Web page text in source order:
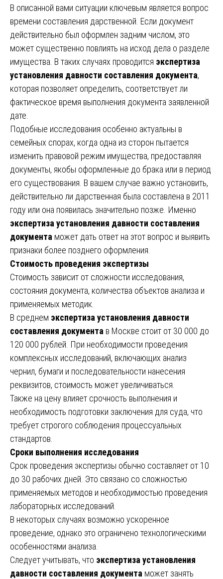
В описанной вами ситуации ключевым является вопрос
времени составления дарственной. Если документ
действительно был оформлен задним числом, это
может существенно повлиять на исход дела о разделе
имущества. В таких случаях проводится экспертиза
установления давности составления документа,
которая позволяет определить, соответствует ли
фактическое время выполнения документа заявленной
дате.
Подобные исследования особенно актуальны в
семейных спорах, когда одна из сторон пытается
изменить правовой режим имущества, предоставляя
документы, якобы оформленные до брака или в период
его существования. В вашем случае важно установить,
действительно ли дарственная была составлена в 2011
году или она появилась значительно позже. Именно
экспертиза установления давности составления
документа может дать ответ на этот вопрос и выявить
признаки более позднего оформления.
Стоимость проведения экспертизы
Стоимость зависит от сложности исследования,
состояния документа, количества объектов анализа и
применяемых методик.
В среднем экспертиза установления давности
составления документа в Москве стоит от 30 000 до
120 000 рублей. При необходимости проведения
комплексных исследований, включающих анализ
чернил, бумаги и последовательности нанесения
реквизитов, стоимость может увеличиваться.
Также на цену влияет срочность выполнения и
необходимость подготовки заключения для суда, что
требует строгого соблюдения процессуальных
стандартов.
Сроки выполнения исследования
Срок проведения экспертизы обычно составляет от 10
до 30 рабочих дней. Это связано со сложностью
применяемых методов и необходимостью проведения
лабораторных исследований.
В некоторых случаях возможно ускоренное
проведение, однако это ограничено технологическими
особенностями анализа.
Следует учитывать, что экспертиза установления
давности составления документа может занять